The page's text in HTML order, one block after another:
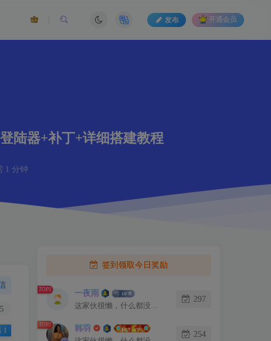
陆器+补丁+详细搭建教程
1 分钟
发布 开通会员
5
1
签到领取今日奖励
TOP1 一夜雨
这家伙很懒，什么都没有写...
297
TOP2 韩羽
254